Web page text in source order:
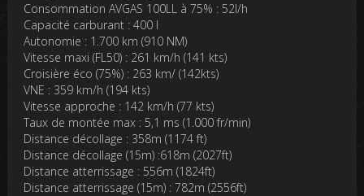
Consommation AVGAS 100LL à 75% : 52l/h
Capacité carburant : 400 l
Autonomie : 1.700 km (910 NM)
Vitesse maxi (FL50) : 261 km/h (141 kts)
Croisière éco (75%) : 263 km/ (142kts)
VNE : 359 km/h (194 kts)
Vitesse approche : 142 km/h (77 kts)
Taux de montée max : 5,1 ms (1.000 fr/min)
Distance décollage : 358m (1174 ft)
Distance décollage (15m) :618m (2027ft)
Distance atterrissage : 556m (1824ft)
Distance atterrissage (15m) : 782m (2556ft)